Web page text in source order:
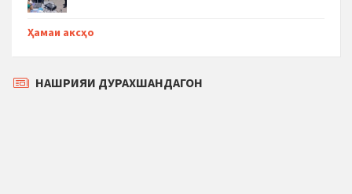
Ҳамаи аксҳо
НАШРИЯИ ДУРАХШАНДАГОН